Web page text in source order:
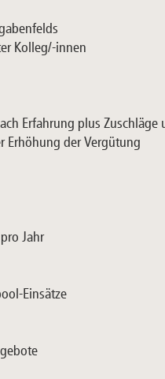
Kolleg/-innen
Erfahrung plus Zuschläge
Erhöhung der Vergütung
Jahr
Einsätze